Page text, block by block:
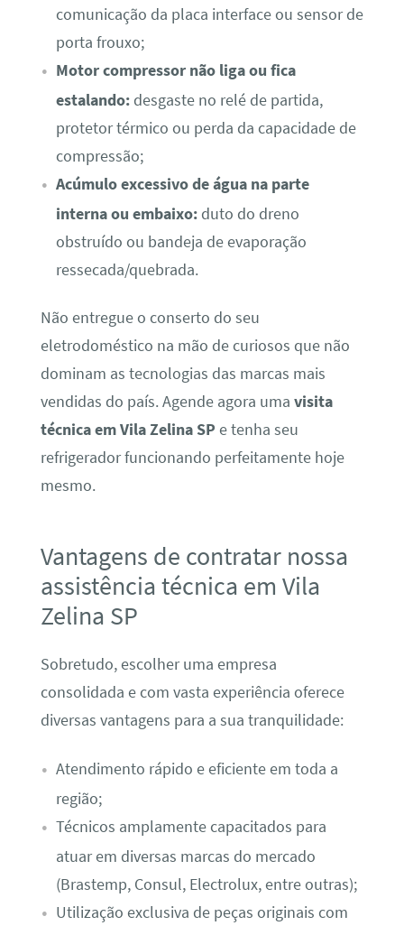
comunicação da placa interface ou sensor de
porta frouxo;
Motor compressor não liga ou fica
estalando:desgaste no relé de partida,
protetor térmico ou perda da capacidade de
compressão;
Acúmulo excessivo de água na parte
interna ou embaixo:duto do dreno
obstruído ou bandeja de evaporação
ressecada/quebrada.
Não entregue o conserto do seu
eletrodoméstico na mão de curiosos que não
dominam as tecnologias das marcas mais
vendidas do país. Agende agora uma visita
técnica em Vila Zelina SP e tenha seu
refrigerador funcionando perfeitamente hoje
mesmo.
Vantagens de contratar nossa
assistência técnica em Vila
Zelina SP
Sobretudo, escolher uma empresa
consolidada e com vasta experiência oferece
diversas vantagens para a sua tranquilidade:
Atendimento rápido e eficiente em toda a
região;
Técnicos amplamente capacitados para
atuar em diversas marcas do mercado
(Brastemp, Consul, Electrolux, entre outras);
Utilização exclusiva de peças originais com